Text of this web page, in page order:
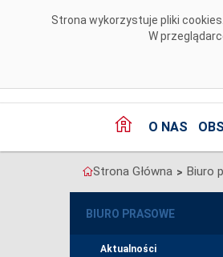
Strona wykorzystuje pliki
W
O NAS
Strona Główna > Biuro
BIURO PRASOWE
Aktualności